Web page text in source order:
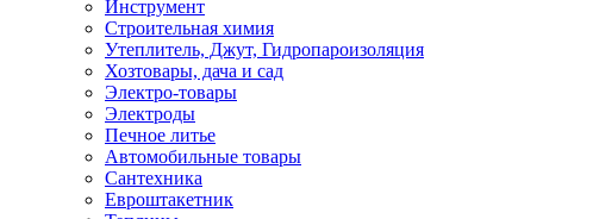
Инструмент
Строительная химия
Утеплитель, Джут, Гидропароизоляция
Хозтовары, дача и сад
Электро-товары
Электроды
Печное литье
Автомобильные товары
Сантехника
Евроштакетник